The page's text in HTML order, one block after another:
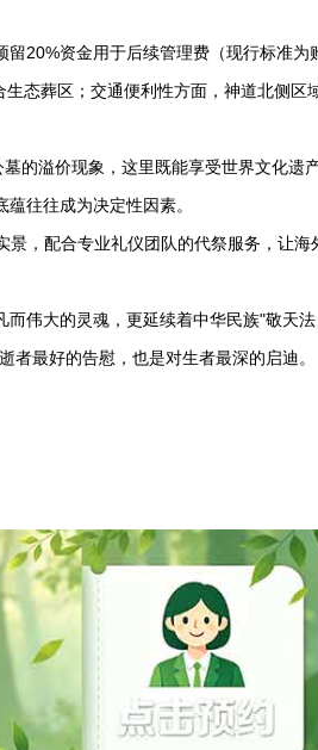
20%资金用于后续管理费（现行标准为
态葬区；交通便利性方面，神道北侧区
墓的溢价现象，这里既能享受世界文化遗
往往成为决定性因素。
景，配合专业礼仪团队的代祭服务，让海
伟大的灵魂，更延续着中华民族"敬天法
最好的告慰，也是对生者最深的启迪。